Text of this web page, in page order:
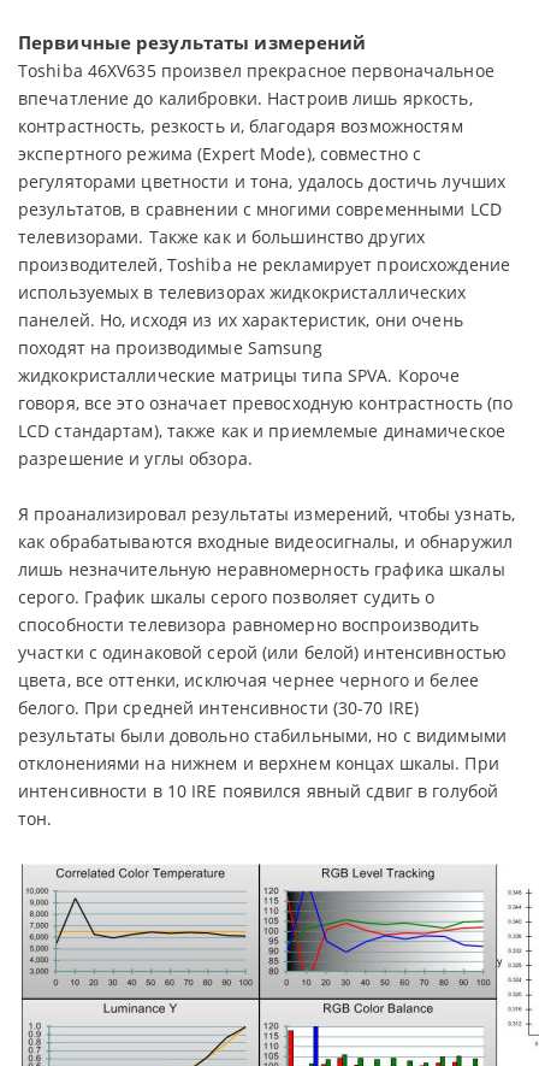
Первичные результаты измерений
Toshiba 46XV635 произвел прекрасное первоначальное
впечатление до калибровки. Настроив лишь яркость,
контрастность, резкость и, благодаря возможностям
экспертного режима (Expert Mode), совместно с
регуляторами цветности и тона, удалось достичь лучших
результатов, в сравнении с многими современными LCD
телевизорами. Также как и большинство других
производителей, Toshiba не рекламирует происхождение
используемых в телевизорах жидкокристаллических
панелей. Но, исходя из их характеристик, они очень
походят на производимые Samsung
жидкокристаллические матрицы типа SPVA. Короче
говоря, все это означает превосходную контрастность (по
LCD стандартам), также как и приемлемые динамическое
разрешение и углы обзора.
Я проанализировал результаты измерений, чтобы узнать,
как обрабатываются входные видеосигналы, и обнаружил
лишь незначительную неравномерность графика шкалы
серого. График шкалы серого позволяет судить о
способности телевизора равномерно воспроизводить
участки с одинаковой серой (или белой) интенсивностью
цвета, все оттенки, исключая чернее черного и белее
белого. При средней интенсивности (30-70 IRE)
результаты были довольно стабильными, но с видимыми
отклонениями на нижнем и верхнем концах шкалы. При
интенсивности в 10 IRE появился явный сдвиг в голубой
тон.